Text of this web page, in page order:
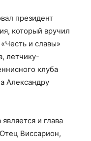
президент
который вручил
и славы»
летчику-
клуба
Александру
и глава
Виссарион,